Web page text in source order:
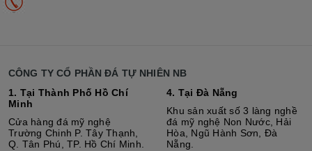
CÔNG TY CỔ PHẦN ĐÁ TỰ NHIÊN NB
1. Tại Thành Phố Hồ Chí
Minh
Cửa hàng đá mỹ nghệ
Trường Chinh P. Tây Thạnh,
Q. Tân Phú, TP. Hồ Chí Minh.
4. Tại Đà Nẵng
Khu sản xuất số 3 làng nghề
đá mỹ nghệ Non Nước, Hải
Hòa, Ngũ Hành Sơn, Đà
Nẵng.